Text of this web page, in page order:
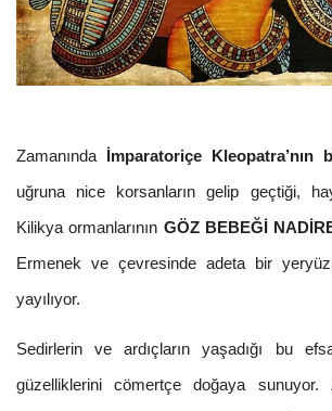
Zamanında İmparatoriçe
uğruna nice korsanların gelip geçtiği,
Kilikya ormanlarının GÖZ BEBEĞİ
Ermenek ve çevresinde adeta bir
yayılıyor.
Sedirlerin ve ardıçların yaşadığı bu
güzelliklerini cömertçe doğaya sunuyor.